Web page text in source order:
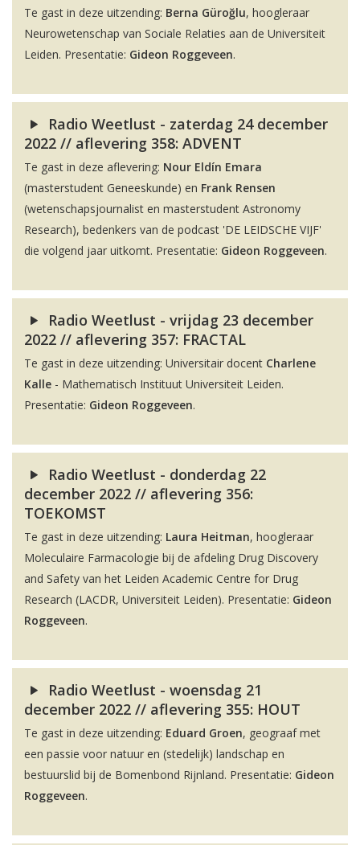
Te gast in deze uitzending: Berna Güroğlu, hoogleraar
Neurowetenschap van Sociale Relaties aan de Universiteit
Leiden. Presentatie: Gideon Roggeveen.
Radio Weetlust - zaterdag 24 december
2022 // aflevering 358: ADVENT
Te gast in deze aflevering: Nour Eldín Emara
(masterstudent Geneeskunde) en Frank Rensen
(wetenschapsjournalist en masterstudent Astronomy
Research), bedenkers van de podcast 'DE LEIDSCHE VIJF'
die volgend jaar uitkomt. Presentatie: Gideon Roggeveen.
Radio Weetlust - vrijdag 23 december
2022 // aflevering 357: FRACTAL
Te gast in deze uitzending: Universitair docent Charlene
Kalle - Mathematisch Instituut Universiteit Leiden.
Presentatie: Gideon Roggeveen.
Radio Weetlust - donderdag 22
december 2022 // aflevering 356:
TOEKOMST
Te gast in deze uitzending: Laura Heitman, hoogleraar
Moleculaire Farmacologie bij de afdeling Drug Discovery
and Safety van het Leiden Academic Centre for Drug
Research (LACDR, Universiteit Leiden). Presentatie: Gideon
Roggeveen.
Radio Weetlust - woensdag 21
december 2022 // aflevering 355: HOUT
Te gast in deze uitzending: Eduard Groen, geograaf met
een passie voor natuur en (stedelijk) landschap en
bestuurslid bij de Bomenbond Rijnland. Presentatie: Gideon
Roggeveen.